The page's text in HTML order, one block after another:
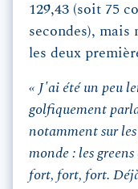
129,43 (soit 75
secondes), mais
les deux
« J'ai été un peu
golfiquement
notamment sur
monde : les
fort, fort, fort.